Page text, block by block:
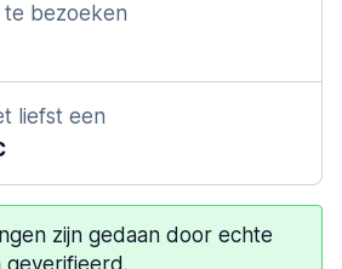
te bezoeken
liefst een
zijn gedaan door echte
geverifieerd.